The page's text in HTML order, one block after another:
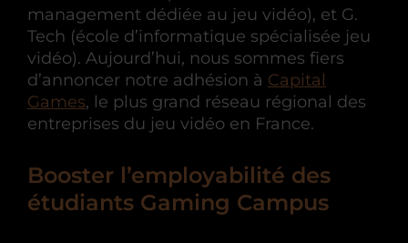
management dédiée au jeu vidéo), et G.
Tech (école d’informatique spécialisée jeu
vidéo). Aujourd’hui, nous sommes fiers
d’annoncer notre adhésion à Capital
Games, le plus grand réseau régional des
entreprises du jeu vidéo en France.
Booster l’employabilité des
étudiants Gaming Campus